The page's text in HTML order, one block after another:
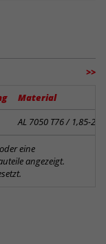
>>
Material
AL 7050 T76 / 1,85-
eine
angezeigt.